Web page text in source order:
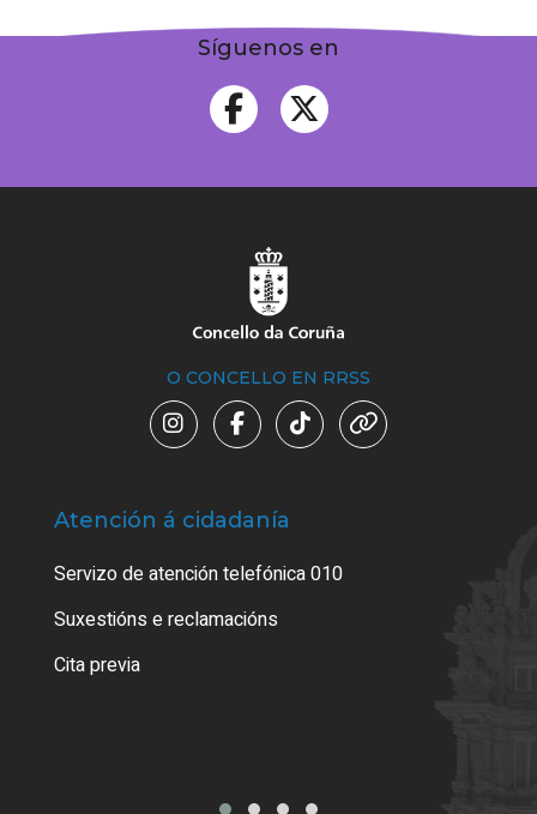
Síguenos en
O CONCELLO EN RRSS
Atención á cidadanía
Servizo de atención telefónica 010
Suxestións e reclamacións
Cita previa